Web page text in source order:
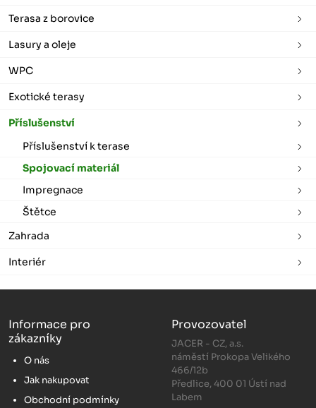
Terasa z borovice
Lasury a oleje
WPC
Exotické terasy
Příslušenství
Příslušenství k terase
Spojovací materiál
Impregnace
Štětce
Zahrada
Interiér
Informace pro
zákazníky
O nás
Jak nakupovat
Obchodní podmínky
Provozovatel
JACER - CZ, a.s.
náměstí Prokopa Velikého
466/12b
Předlice, 400 01 Ústí nad
Labem